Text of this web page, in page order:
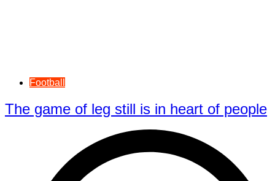
Football
The game of leg still is in heart of people